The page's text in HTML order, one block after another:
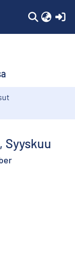
Syyskuu